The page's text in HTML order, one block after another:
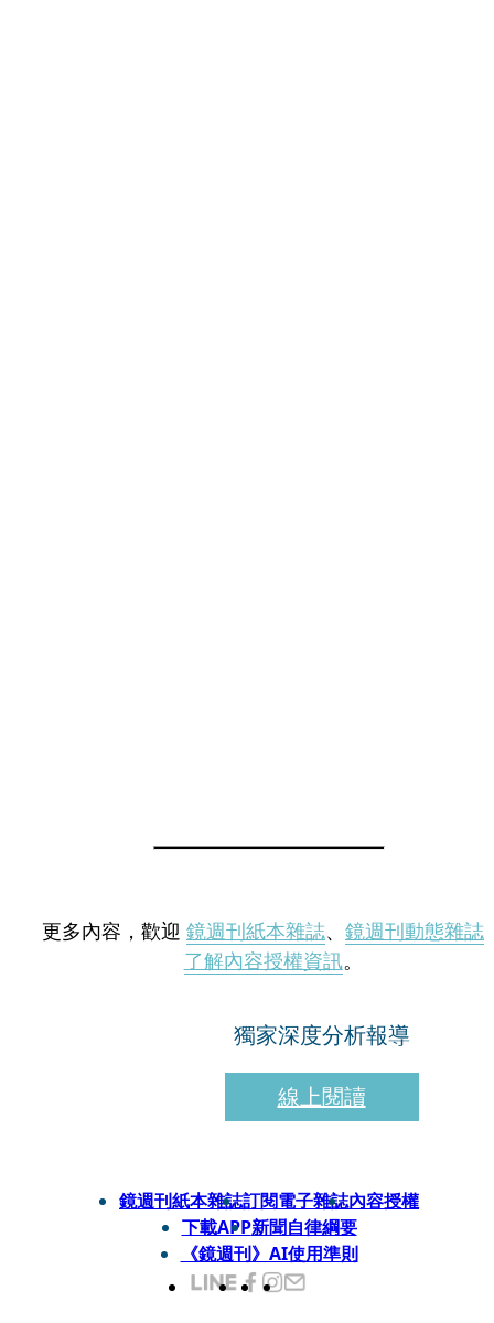
更多內容，歡迎 鏡週刊紙本雜誌、 鏡週刊動態雜誌
了解內容授權資訊。
獨家深度分析報導
線上閱讀
鏡週刊紙本雜誌訂閱電子雜誌內容授權
下載APP新聞自律綱要
《鏡週刊》AI使用準則